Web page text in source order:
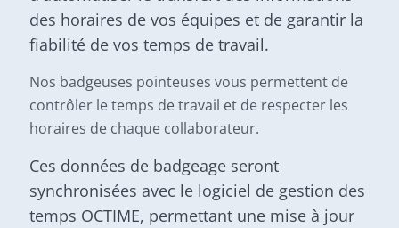
des horaires de vos équipes et de garantir la
fiabilité de vos temps de travail.
Nos badgeuses pointeuses vous permettent de
contrôler le temps de travail et de respecter les
horaires de chaque collaborateur.
Ces données de badgeage seront
synchronisées avec le logiciel de gestion des
temps OCTIME, permettant une mise à jour